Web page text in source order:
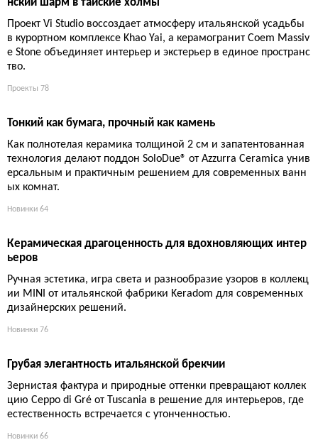
Сланцевый калейдоскоп в сатиновой отделке
Коллекция Colorstone от Tonalite переводит текстуру природн
иным форматом 15×15 см.
Новинки